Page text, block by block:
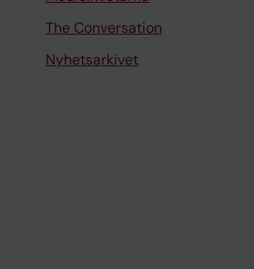
The Conversation
Nyhetsarkivet